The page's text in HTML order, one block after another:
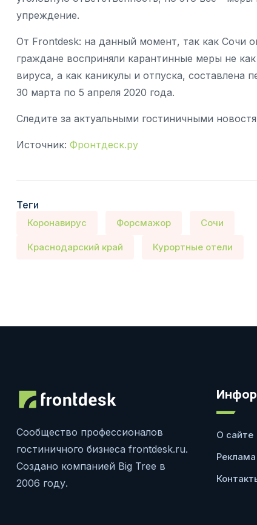
упреждение.
От Frontdesk: на данный момент, так как Сочи
граждане восприняли карантинные меры не
вируса, а как каникулы и отпуска, составлена
30 марта по 5 апреля 2020 года.
Следите за актуальными гостиничными
Источник: Фронтдеск.ру
Теги
Коронавирус Форсмажор Сочи
Краснодарский край Курортные отели
Сообщество профессионалов
гостиничного бизнеса frontdesk.ru.
Создано компанией Big Tree в
2006 году.
О сайте